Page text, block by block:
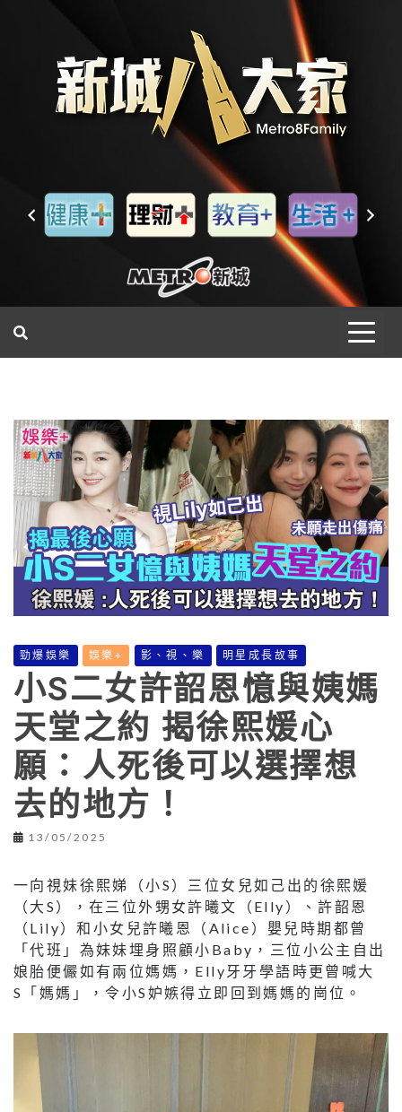
勁爆娛樂 娛樂+ 影、視、樂 明星成長故事
小S二女許韶恩憶與姨媽
天堂之約 揭徐熙媛心
願：人死後可以選擇想
去的地方！
13/05/2025
一向視妹徐熙娣（小S）三位女兒如己出的徐熙媛
（大S），在三位外甥女許曦文（Elly）、許韶恩
（Lily）和小女兒許曦恩（Alice）嬰兒時期都曾
「代班」為妹妹埋身照顧小Baby，三位小公主自出
娘胎便儼如有兩位媽媽，Elly牙牙學語時更曾喊大
S「媽媽」，令小S妒嫉得立即回到媽媽的崗位。